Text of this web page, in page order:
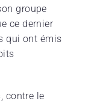
groupe
ce dernier
qui ont émis
contre le